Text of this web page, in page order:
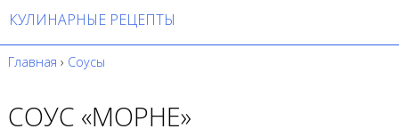
КУЛИНАРНЫЕ РЕЦЕПТЫ
Главная › Соусы
СОУС «МОРНЕ»